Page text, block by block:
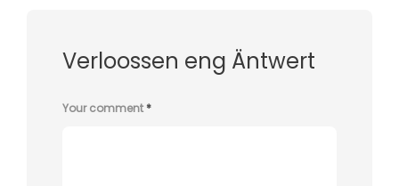
Verloossen eng Äntwert
Your comment*